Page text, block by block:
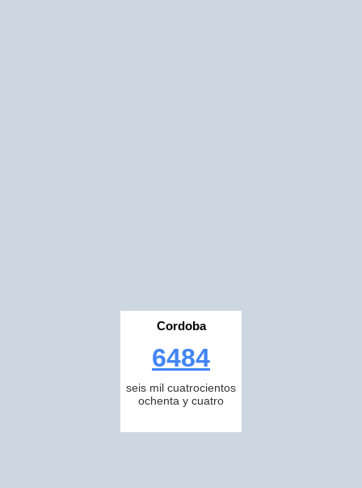
Cordoba
6484
seis mil cuatrocientos
ochenta y cuatro